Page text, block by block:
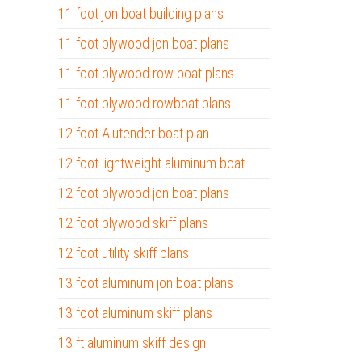
11 foot jon boat building plans
11 foot plywood jon boat plans
11 foot plywood row boat plans
11 foot plywood rowboat plans
12 foot Alutender boat plan
12 foot lightweight aluminum boat
12 foot plywood jon boat plans
12 foot plywood skiff plans
12 foot utility skiff plans
13 foot aluminum jon boat plans
13 foot aluminum skiff plans
13 ft aluminum skiff design